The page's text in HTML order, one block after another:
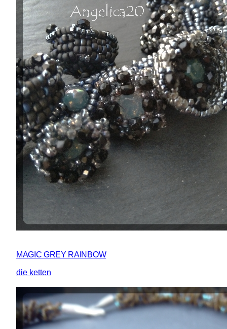
MAGIC GREY RAINBOW
die ketten